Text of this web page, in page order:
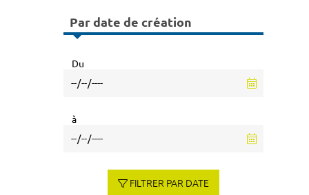
Par date de création
Du
à
FILTRER PAR DATE